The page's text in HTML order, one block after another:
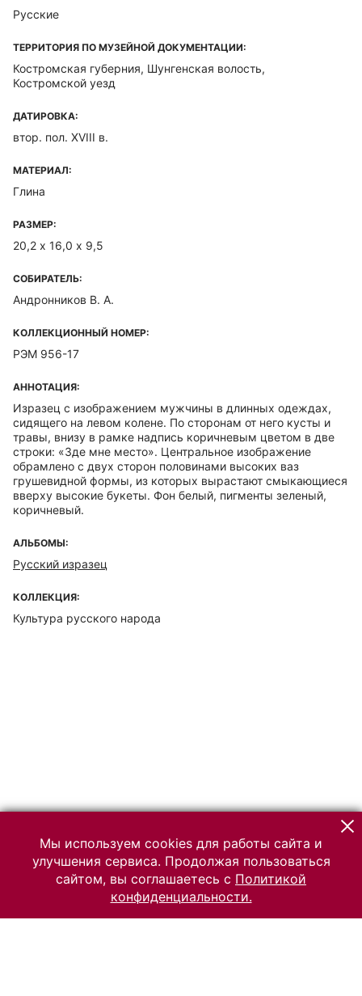
Русские
ТЕРРИТОРИЯ ПО МУЗЕЙНОЙ ДОКУМЕНТАЦИИ:
Костромская губерния, Шунгенская волость,
Костромской уезд
ДАТИРОВКА:
втор. пол. XVIII в.
МАТЕРИАЛ:
Глина
РАЗМЕР:
20,2 х 16,0 х 9,5
СОБИРАТЕЛЬ:
Андронников В. А.
КОЛЛЕКЦИОННЫЙ НОМЕР:
РЭМ 956-17
АННОТАЦИЯ:
Изразец с изображением мужчины в длинных одеждах,
сидящего на левом колене. По сторонам от него кусты и
травы, внизу в рамке надпись коричневым цветом в две
строки: «Зде мне место». Центральное изображение
обрамлено с двух сторон половинами высоких ваз
грушевидной формы, из которых вырастают смыкающиеся
вверху высокие букеты. Фон белый, пигменты зеленый,
коричневый.
АЛЬБОМЫ:
Русский изразец
КОЛЛЕКЦИЯ:
Культура русского народа
Мы используем cookies для работы сайта и
улучшения сервиса. Продолжая пользоваться
сайтом, вы соглашаетесь с Политикой
конфиденциальности.